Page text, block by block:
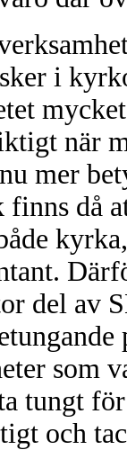
i
när
mer
finns då
del av
som
tungt
och